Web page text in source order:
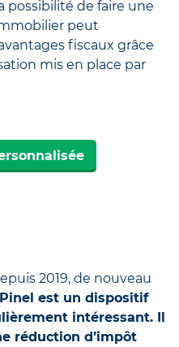
possibilité de faire une
peut
fiscaux grâce
mis en place par
2019, de nouveau
est un dispositif
intéressant. Il
réduction d’impôt